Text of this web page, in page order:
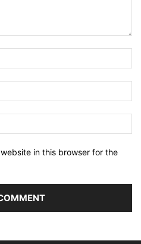
in this browser for the